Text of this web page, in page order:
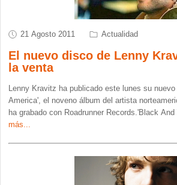
21 Agosto 2011 Actualidad
El nuevo disco de Lenny
la venta
Lenny Kravitz ha publicado este lunes su
America', el noveno álbum del artista
ha grabado con Roadrunner Records.'Black
más...